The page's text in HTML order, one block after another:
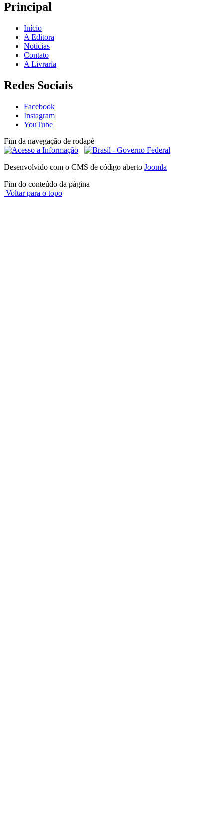
Principal
Início
A Editora
Notícias
Contato
A Livraria
Redes Sociais
Facebook
Instagram
YouTube
Fim da navegação de rodapé
Desenvolvido com o CMS de código aberto Joomla
Fim do conteúdo da página
Voltar para o topo